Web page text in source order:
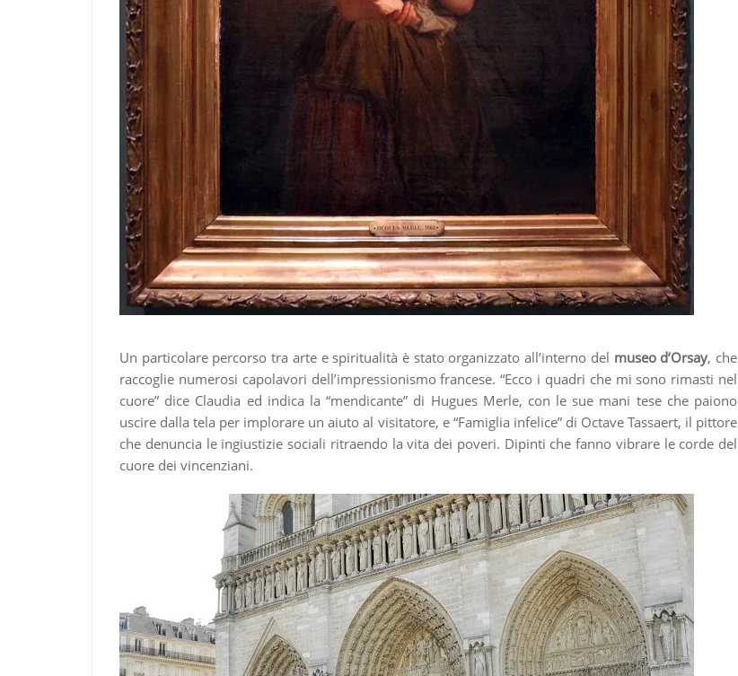
Un particolare percorso tra arte e spiritualità è stato organizzato all’interno del museo d’Orsay, che
raccoglie numerosi capolavori dell’impressionismo francese. “Ecco i quadri che mi sono rimasti nel
cuore” dice Claudia ed indica la “mendicante” di Hugues Merle, con le sue mani tese che paiono
uscire dalla tela per implorare un aiuto al visitatore, e “Famiglia infelice” di Octave Tassaert, il pittore
che denuncia le ingiustizie sociali ritraendo la vita dei poveri. Dipinti che fanno vibrare le corde del
cuore dei vincenziani.